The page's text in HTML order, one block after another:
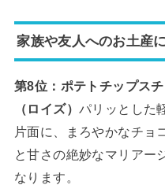
家族や友人へのお土産
第8位：ポテトチップス
（ロイズ） パリッとした
片面に、まろやかなチョ
と甘さの絶妙なマリアー
なります。